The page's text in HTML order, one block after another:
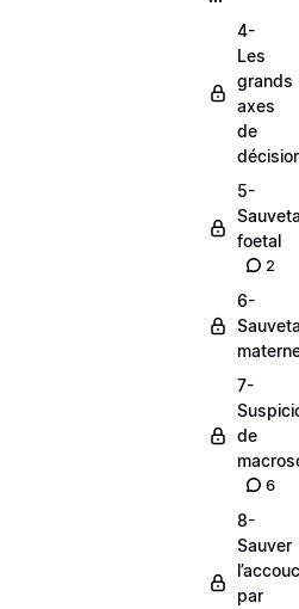
4-
Les
grands
axes
de
5-
foetal
2
6-
7-
de
6
8-
Sauver
par